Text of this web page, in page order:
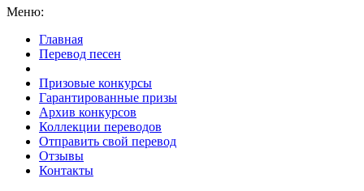
Меню:
Главная
Перевод песен
Призовые конкурсы
Гарантированные призы
Архив конкурсов
Коллекции переводов
Отправить свой перевод
Отзывы
Контакты